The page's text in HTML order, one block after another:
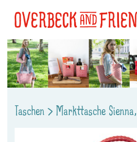
Taschen > Markttasche